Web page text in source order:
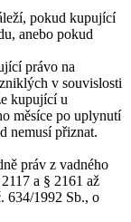
pokud kupující
anebo pokud
právo na
v souvislosti
kupující u
měsíce po uplynutí
nemusí přiznat.
práv z vadného
a § 2161 až
634/1992 Sb., o